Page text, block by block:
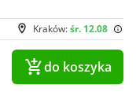
Kraków:śr. 12.08
do koszyka